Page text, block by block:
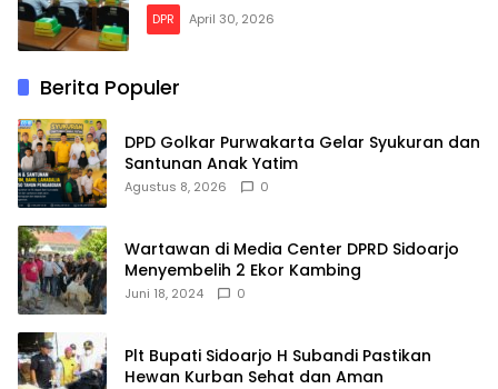
DPR April 30, 2026
Berita Populer
DPD Golkar Purwakarta Gelar Syukuran dan
Santunan Anak Yatim
Agustus 8, 2026 0
Wartawan di Media Center DPRD Sidoarjo
Menyembelih 2 Ekor Kambing
Juni 18, 2024 0
Plt Bupati Sidoarjo H Subandi Pastikan
Hewan Kurban Sehat dan Aman